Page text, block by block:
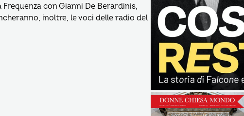
con Gianni De Berardinis,
inoltre, le voci delle radio del